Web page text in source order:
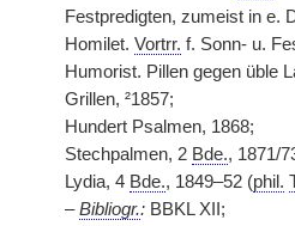
Festpredigten, zumeist in e.
Homilet. Vortrr. f. Sonn- u.
Humorist. Pillen gegen üble
Grillen, ²1857;
Hundert Psalmen, 1868;
Stechpalmen, 2 Bde., 1871/
Lydia, 4 Bde., 1849–52 (phil.
–Bibliogr.: BBKL XII;